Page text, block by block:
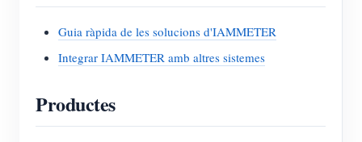
Guia ràpida de les solucions d'IAMMETER
Integrar IAMMETER amb altres sistemes
Productes